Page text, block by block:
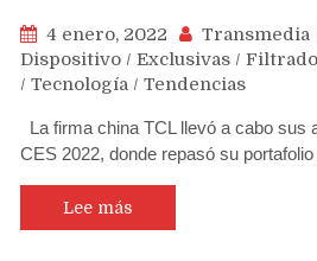
4 enero, 2022 Transmedia
Dispositivo / Exclusivas /
/ Tecnología / Tendencias
La firma china TCL llevó a cabo sus
CES 2022, donde repasó su
Lee más